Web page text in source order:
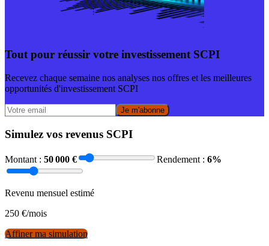
Tout pour réussir votre investissement SCPI
Recevez chaque semaine nos analyses nos offres et les meilleures
opportunités d'investissement SCPI
Je m'abonne
Simulez vos revenus SCPI
Montant : 50 000 € Rendement : 6%
Revenu mensuel estimé
250 €/mois
Affiner ma simulation